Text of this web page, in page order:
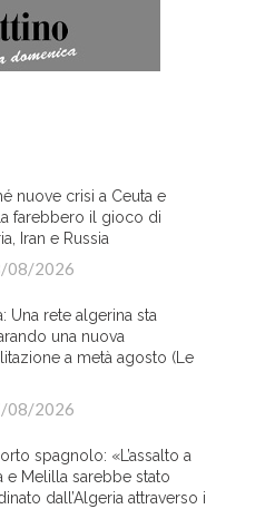
nuove crisi a Ceuta e
farebbero il gioco di
Iran e Russia
08/2026
Una rete algerina sta
una nuova
a metà agosto (Le
08/2026
spagnolo: «L’assalto a
e Melilla sarebbe stato
dall’Algeria attraverso i